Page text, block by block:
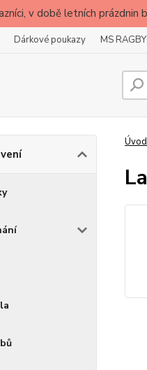
v době letních
Dárkové poukazy MS
Úvod